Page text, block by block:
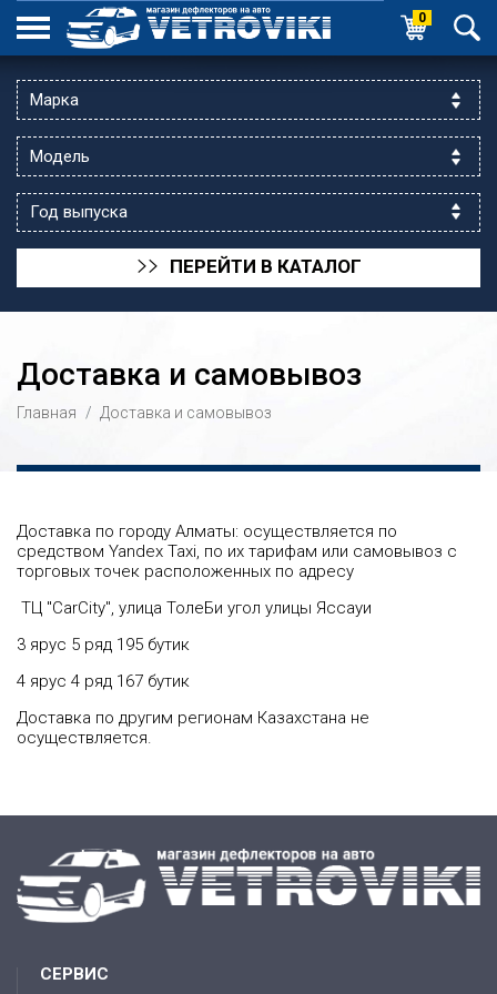
0
>> ПЕРЕЙТИ В КАТАЛОГ
Доставка и самовывоз
Главная Доставка и самовывоз
Доставка по городу Алматы: осуществляется по
средством Yandex Taxi, по их тарифам или самовывоз с
торговых точек расположенных по адресу
ТЦ "CarCity", улица ТолеБи угол улицы Яссауи
3 ярус 5 ряд 195 бутик
4 ярус 4 ряд 167 бутик
Доставка по другим регионам Казахстана не
осуществляется.
СЕРВИС